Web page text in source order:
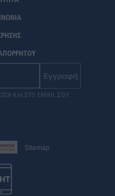
Εγγραφή
ΚΑΙ ΣΤΟ EMAIL ΣΟΥ
Sitemap